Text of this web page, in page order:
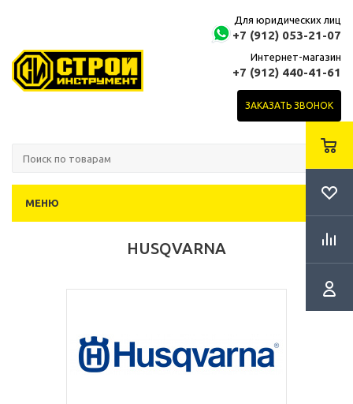
Для юридических лиц
+7 (912) 053-21-07
Интернет-магазин
+7 (912) 440-41-61
ЗАКАЗАТЬ ЗВОНОК
МЕНЮ
HUSQVARNA